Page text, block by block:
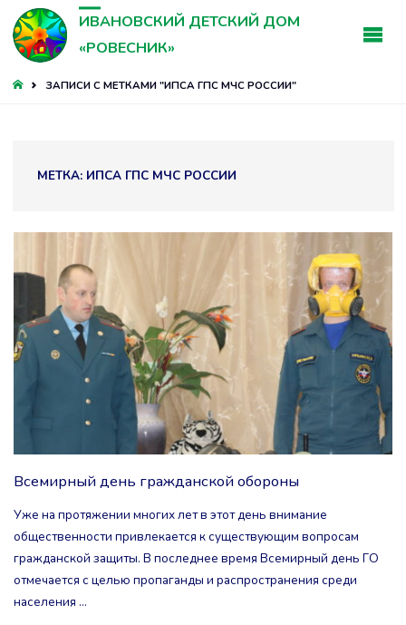
ИВАНОВСКИЙ ДЕТСКИЙ ДОМ
«РОВЕСНИК»
ГЛАВНАЯ
ЗАПИСИ С МЕТКАМИ "ИПСА ГПС МЧС РОССИИ"
МЕТКА: ИПСА ГПС МЧС РОССИИ
Всемирный день гражданской обороны
Уже на протяжении многих лет в этот день внимание
общественности привлекается к существующим вопросам
гражданской защиты. В последнее время Всемирный день ГО
отмечается с целью пропаганды и распространения среди
населения …